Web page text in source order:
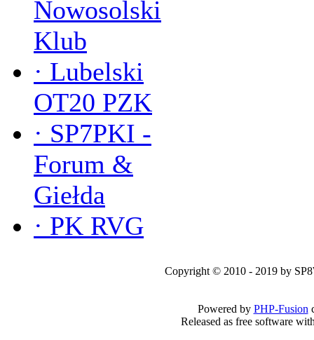
Nowosolski
Klub
· Lubelski
OT20 PZK
· SP7PKI -
Forum &
Giełda
· PK RVG
Copyright © 2010 - 2019 by
Powered by PHP-Fusion
Released as free software